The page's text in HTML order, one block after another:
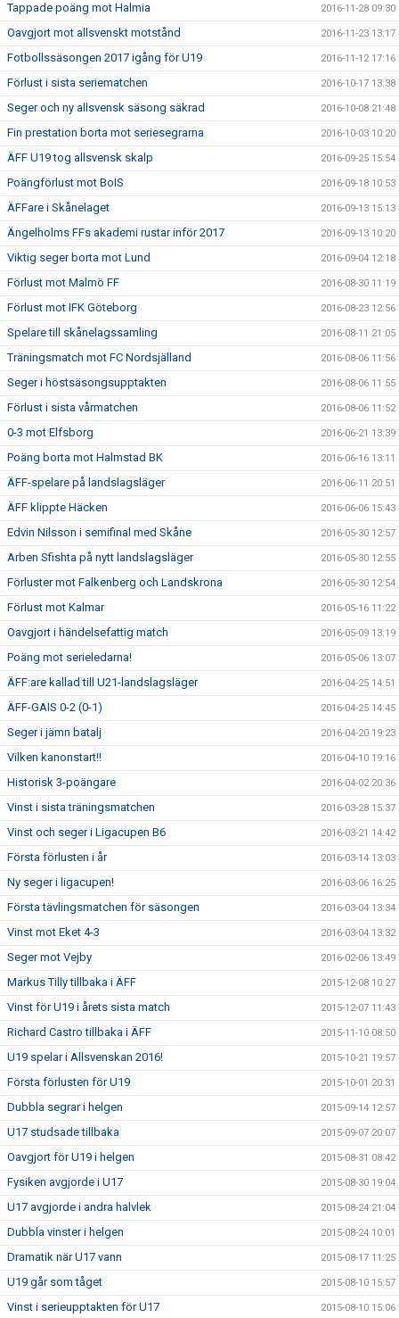
Tappade poäng mot Halmia 2016-11-28 09:30
Oavgjort mot allsvenskt motstånd 2016-11-23 13:17
Fotbollssäsongen 2017 igång för U19 2016-11-12 17:16
Förlust i sista seriematchen 2016-10-17 13:38
Seger och ny allsvensk säsong säkrad 2016-10-08 21:48
Fin prestation borta mot seriesegrarna 2016-10-03 10:20
ÄFF U19 tog allsvensk skalp 2016-09-25 15:54
Poängförlust mot BoIS 2016-09-18 10:53
ÄFFare i Skånelaget 2016-09-13 15:13
Ängelholms FFs akademi rustar inför 2017 2016-09-13 10:20
Viktig seger borta mot Lund 2016-09-04 12:18
Förlust mot Malmö FF 2016-08-30 11:19
Förlust mot IFK Göteborg 2016-08-23 12:56
Spelare till skånelagssamling 2016-08-11 21:05
Träningsmatch mot FC Nordsjälland 2016-08-06 11:56
Seger i höstsäsongsupptakten 2016-08-06 11:55
Förlust i sista vårmatchen 2016-08-06 11:52
0-3 mot Elfsborg 2016-06-21 13:39
Poäng borta mot Halmstad BK 2016-06-16 13:11
ÄFF-spelare på landslagsläger 2016-06-11 20:51
ÄFF klippte Häcken 2016-06-06 15:43
Edvin Nilsson i semifinal med Skåne 2016-05-30 12:57
Arben Sfishta på nytt landslagsläger 2016-05-30 12:55
Förluster mot Falkenberg och Landskrona 2016-05-30 12:54
Förlust mot Kalmar 2016-05-16 11:22
Oavgjort i händelsefattig match 2016-05-09 13:19
Poäng mot serieledarna! 2016-05-06 13:07
ÄFF:are kallad till U21-landslagsläger 2016-04-25 14:51
ÄFF-GAIS 0-2 (0-1) 2016-04-25 14:45
Seger i jämn batalj 2016-04-20 19:23
Vilken kanonstart!! 2016-04-10 19:16
Historisk 3-poängare 2016-04-02 20:36
Vinst i sista träningsmatchen 2016-03-28 15:37
Vinst och seger i Ligacupen B6 2016-03-21 14:42
Första förlusten i år 2016-03-14 13:03
Ny seger i ligacupen! 2016-03-06 16:25
Första tävlingsmatchen för säsongen 2016-03-04 13:34
Vinst mot Eket 4-3 2016-03-04 13:32
Seger mot Vejby 2016-02-06 13:49
Markus Tilly tillbaka i ÄFF 2015-12-08 10:27
Vinst för U19 i årets sista match 2015-12-07 11:43
Richard Castro tillbaka i ÄFF 2015-11-10 08:50
U19 spelar i Allsvenskan 2016! 2015-10-21 19:57
Första förlusten för U19 2015-10-01 20:31
Dubbla segrar i helgen 2015-09-14 12:57
U17 studsade tillbaka 2015-09-07 20:07
Oavgjort för U19 i helgen 2015-08-31 08:42
Fysiken avgjorde i U17 2015-08-30 19:04
U17 avgjorde i andra halvlek 2015-08-24 21:04
Dubbla vinster i helgen 2015-08-24 10:01
Dramatik när U17 vann 2015-08-17 11:25
U19 går som tåget 2015-08-10 15:57
Vinst i serieupptakten för U17 2015-08-10 15:06